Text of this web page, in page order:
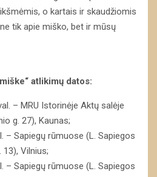
o kartais ir skaudžiomis
tik apie miško, bet ir mūsų
atlikimų datos:
– MRU Istorinėje Aktų salėje
g. 27), Kaunas;
– Sapiegų rūmuose (L. Sapiegos
13), Vilnius;
– Sapiegų rūmuose (L. Sapiegos